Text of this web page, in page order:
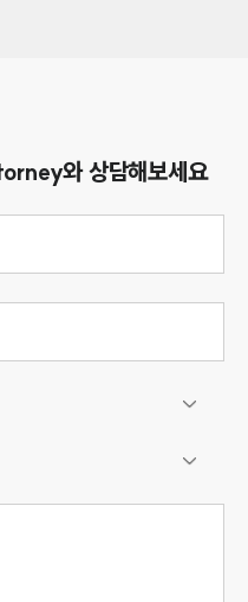
와 상담해보세요